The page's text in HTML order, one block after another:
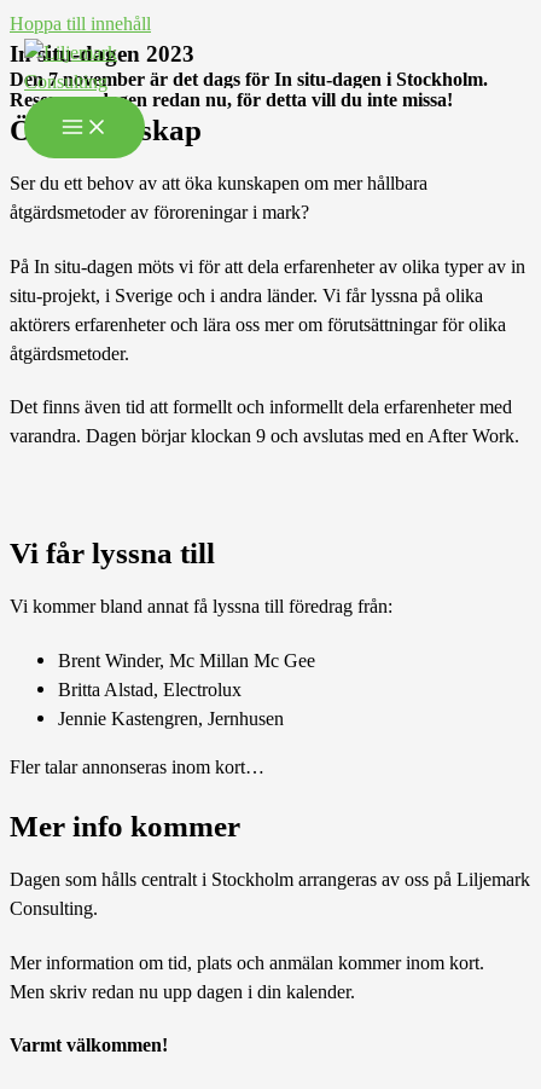
Hoppa till innehåll
In situ-dagen 2023
Den 7 november är det dags för In situ-dagen i Stockholm.
Reservera dagen redan nu, för detta vill du inte missa!
Ökad kunskap
Ser du ett behov av att öka kunskapen om mer hållbara
åtgärdsmetoder av föroreningar i mark?
På In situ-dagen möts vi för att dela erfarenheter av olika typer av in
situ-projekt, i Sverige och i andra länder. Vi får lyssna på olika
aktörers erfarenheter och lära oss mer om förutsättningar för olika
åtgärdsmetoder.
Det finns även tid att formellt och informellt dela erfarenheter med
varandra. Dagen börjar klockan 9 och avslutas med en After Work.
Vi får lyssna till
Vi kommer bland annat få lyssna till föredrag från:
Brent Winder, Mc Millan Mc Gee
Britta Alstad, Electrolux
Jennie Kastengren, Jernhusen
Fler talar annonseras inom kort…
Mer info kommer
Dagen som hålls centralt i Stockholm arrangeras av oss på Liljemark
Consulting.
Mer information om tid, plats och anmälan kommer inom kort.
Men skriv redan nu upp dagen i din kalender.
Varmt välkommen!